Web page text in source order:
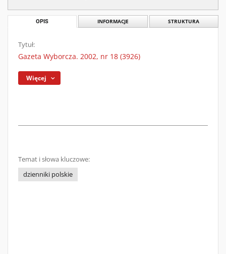
OPIS INFORMACJE STRUKTURA
Tytuł:
Gazeta Wyborcza. 2002, nr 18 (3926)
Więcej
Temat i słowa kluczowe:
dzienniki polskie